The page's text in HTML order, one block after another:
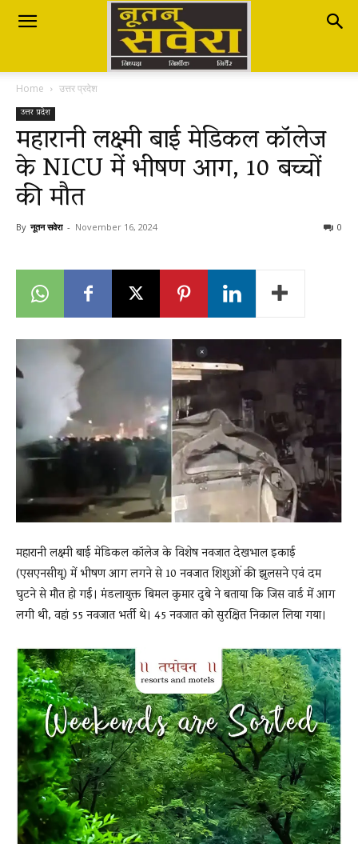
Nutan
Savera
नूतन
सवेरा
News
Home उत्तर प्रदेश
उत्तर प्रदेश
महारानी लक्ष्मी बाई मेडिकल कॉलेज
के NICU में भीषण आग, 10 बच्चों
की मौत
By नूतन सवेरा - November 16, 2024 0
महारानी लक्ष्मी बाई मेडिकल कॉलेज के विशेष नवजात देखभाल इकाई
(एसएनसीयू) में भीषण आग लगने से 10 नवजात शिशुओं की झुलसने एवं दम
घुटने से मौत हो गई। मंडलायुक्त बिमल कुमार दुबे ने बताया कि जिस वार्ड में आग
लगी थी, वहां 55 नवजात भर्ती थे। 45 नवजात को सुरक्षित निकाल लिया गया।